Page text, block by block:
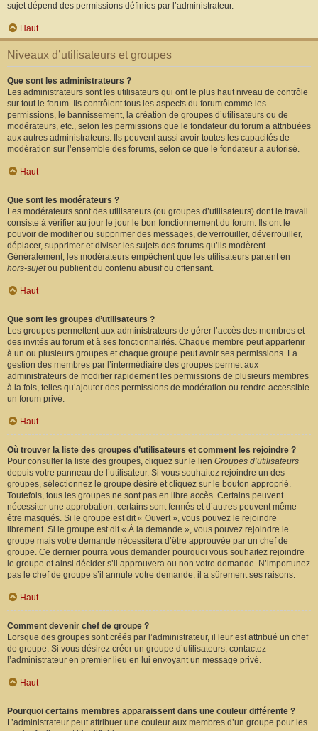
sujet dépend des permissions définies par l’administrateur.
Haut
Niveaux d’utilisateurs et groupes
Que sont les administrateurs ?
Les administrateurs sont les utilisateurs qui ont le plus haut niveau de contrôle
sur tout le forum. Ils contrôlent tous les aspects du forum comme les
permissions, le bannissement, la création de groupes d’utilisateurs ou de
modérateurs, etc., selon les permissions que le fondateur du forum a attribuées
aux autres administrateurs. Ils peuvent aussi avoir toutes les capacités de
modération sur l’ensemble des forums, selon ce que le fondateur a autorisé.
Haut
Que sont les modérateurs ?
Les modérateurs sont des utilisateurs (ou groupes d’utilisateurs) dont le travail
consiste à vérifier au jour le jour le bon fonctionnement du forum. Ils ont le
pouvoir de modifier ou supprimer des messages, de verrouiller, déverrouiller,
déplacer, supprimer et diviser les sujets des forums qu’ils modèrent.
Généralement, les modérateurs empêchent que les utilisateurs partent en
hors-sujetou publient du contenu abusif ou offensant.
Haut
Que sont les groupes d’utilisateurs ?
Les groupes permettent aux administrateurs de gérer l’accès des membres et
des invités au forum et à ses fonctionnalités. Chaque membre peut appartenir
à un ou plusieurs groupes et chaque groupe peut avoir ses permissions. La
gestion des membres par l’intermédiaire des groupes permet aux
administrateurs de modifier rapidement les permissions de plusieurs membres
à la fois, telles qu’ajouter des permissions de modération ou rendre accessible
un forum privé.
Haut
Où trouver la liste des groupes d’utilisateurs et comment les rejoindre ?
Pour consulter la liste des groupes, cliquez sur le lien Groupes d’utilisateurs
depuis votre panneau de l’utilisateur. Si vous souhaitez rejoindre un des
groupes, sélectionnez le groupe désiré et cliquez sur le bouton approprié.
Toutefois, tous les groupes ne sont pas en libre accès. Certains peuvent
nécessiter une approbation, certains sont fermés et d’autres peuvent même
être masqués. Si le groupe est dit « Ouvert », vous pouvez le rejoindre
librement. Si le groupe est dit « À la demande », vous pouvez rejoindre le
groupe mais votre demande nécessitera d’être approuvée par un chef de
groupe. Ce dernier pourra vous demander pourquoi vous souhaitez rejoindre
le groupe et ainsi décider s’il approuvera ou non votre demande. N’importunez
pas le chef de groupe s’il annule votre demande, il a sûrement ses raisons.
Haut
Comment devenir chef de groupe ?
Lorsque des groupes sont créés par l’administrateur, il leur est attribué un chef
de groupe. Si vous désirez créer un groupe d’utilisateurs, contactez
l’administrateur en premier lieu en lui envoyant un message privé.
Haut
Pourquoi certains membres apparaissent dans une couleur différente ?
L’administrateur peut attribuer une couleur aux membres d’un groupe pour les